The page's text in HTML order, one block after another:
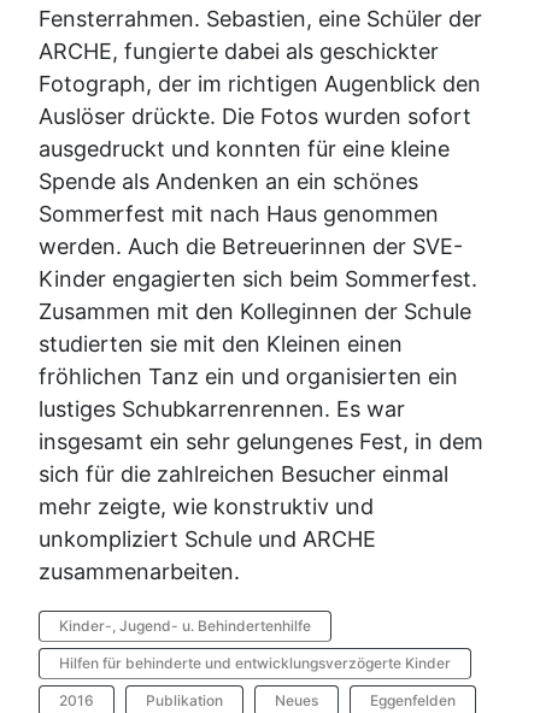
Fensterrahmen. Sebastien, eine Schüler der
ARCHE, fungierte dabei als geschickter
Fotograph, der im richtigen Augenblick den
Auslöser drückte. Die Fotos wurden sofort
ausgedruckt und konnten für eine kleine
Spende als Andenken an ein schönes
Sommerfest mit nach Haus genommen
werden. Auch die Betreuerinnen der SVE-
Kinder engagierten sich beim Sommerfest.
Zusammen mit den Kolleginnen der Schule
studierten sie mit den Kleinen einen
fröhlichen Tanz ein und organisierten ein
lustiges Schubkarrenrennen. Es war
insgesamt ein sehr gelungenes Fest, in dem
sich für die zahlreichen Besucher einmal
mehr zeigte, wie konstruktiv und
unkompliziert Schule und ARCHE
zusammenarbeiten.
Kinder-, Jugend- u. Behindertenhilfe
Hilfen für behinderte und entwicklungsverzögerte Kinder
2016 Publikation Neues Eggenfelden